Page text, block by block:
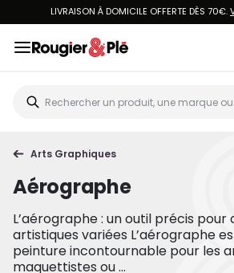
LIVRAISON À DOMICILE OFFERTE DÈS 70€.
Arts Graphiques
Aérographe
L’aérographe : un outil précis
artistiques variées L’aérographe
peinture incontournable pour les
maquettistes ou ...